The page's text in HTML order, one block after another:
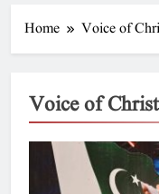
Home Voice of
Voice of